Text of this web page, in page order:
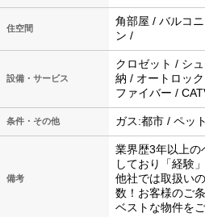
住空間
角部屋 / バルコ
ン /
設備・サービス
クロゼット / シ
納 / オートロッ
ファイバー /
条件・その他 ガス:都市 / ペッ
備考
業界歴3年以上の
しており「経験
他社では取扱い
数！お客様のご
ベストな物件を